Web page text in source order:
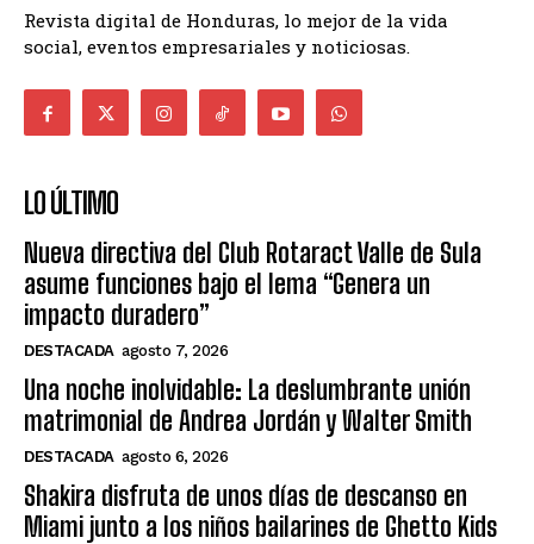
Revista digital de Honduras, lo mejor de la vida
social, eventos empresariales y noticiosas.
LO ÚLTIMO
Nueva directiva del Club Rotaract Valle de Sula
asume funciones bajo el lema “Genera un
impacto duradero”
DESTACADA agosto 7, 2026
Una noche inolvidable: La deslumbrante unión
matrimonial de Andrea Jordán y Walter Smith
DESTACADA agosto 6, 2026
Shakira disfruta de unos días de descanso en
Miami junto a los niños bailarines de Ghetto Kids